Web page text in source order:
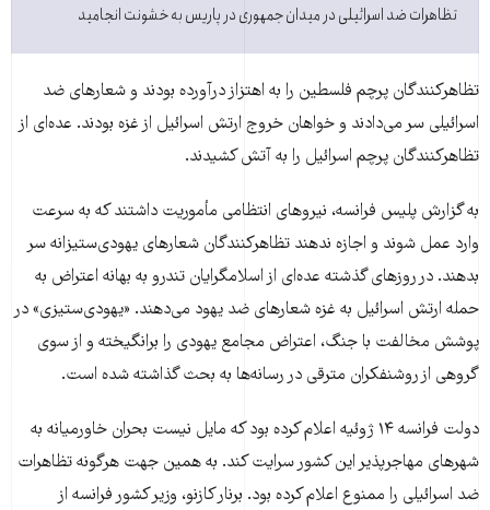
تظاهرات ضد اسرائیلی در میدان جمهوری در پاریس به خشونت انجامید
تظاهرکنندگان پرچم فلسطین را به اهتزاز درآورده بودند و شعارهای ضد
اسرائیلی سر می‌دادند و خواهان خروج ارتش اسرائیل از غزه بودند. عده‌ای از
تظاهرکنندگان پرچم اسرائیل را به آتش کشیدند.
به گزارش پلیس فرانسه، نیروهای انتظامی مأموریت داشتند که به سرعت
وارد عمل شوند و اجازه ندهند تظاهرکنندگان شعارهای یهودی‌ستیزانه سر
بدهند. در روزهای گذشته عده‌ای از اسلامگرایان تندرو به بهانه اعتراض به
حمله ارتش اسرائیل به غزه شعارهای ضد یهود می‌دهند. «یهودی‌ستیزی» در
پوشش مخالفت با جنگ، اعتراض مجامع یهودی را برانگیخته و از سوی
گروهی از روشنفکران مترقی در رسانه‌ها به بحث گذاشته شده است.
دولت فرانسه ۱۴ ژوئیه اعلام کرده بود که مایل نیست بحران خاورمیانه به
شهرهای مهاجرپذیر این کشور سرایت کند. به همین جهت هرگونه تظاهرات
ضد اسرائیلی را ممنوع اعلام کرده بود. برنار کازنو، وزیر کشور فرانسه از